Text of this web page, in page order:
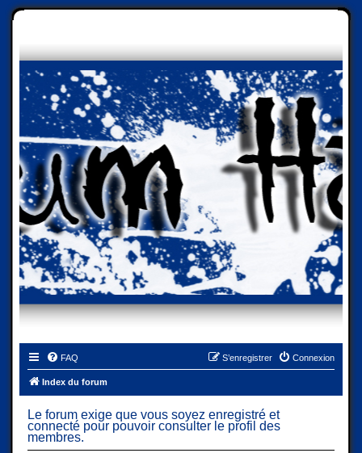
FAQ Connexion
S’enregistrer
Index du forum
Le forum exige que vous soyez enregistré et
connecté pour pouvoir consulter le profil des
membres.